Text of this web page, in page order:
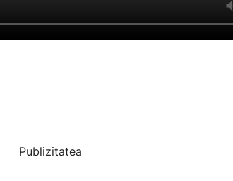
Publizitatea